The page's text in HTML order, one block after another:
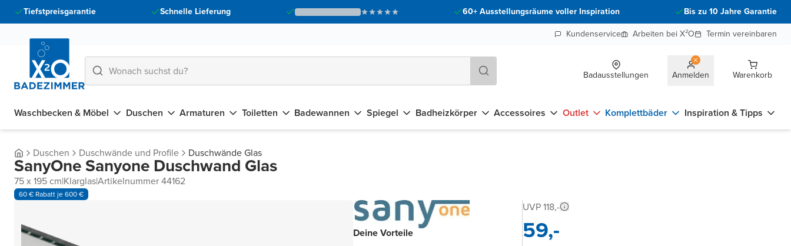
Tiefstpreisgarantie Schnelle Lieferung 60+ Ausstellungsräume voller Inspiration
Bis zu 10 Jahre Garantie
Kundenservice
Arbeiten bei X²O Termin vereinbaren
Badausstellungen Anmelden Warenkorb
Waschbecken & Möbel Duschen Armaturen Toiletten Badewannen Spiegel Badheizkörper Accessoires Outlet Komplettbäder Inspiration & Tipps
Duschen Duschwände und Profile Duschwände Glas
SanyOne Sanyone Duschwand Glas
75 x 195 cm|Klarglas|Artikelnummer 44162
60 € Rabatt je 600 €
Deine Vorteile
UVP 118,-
59,-